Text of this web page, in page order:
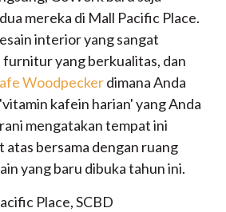
mereka di Mall Pacific Place.
interior yang sangat
yang berkualitas, dan
Woodpeckerdimana Anda
kafein harian' yang Anda
mengatakan tempat ini
atas bersama dengan ruang
yang baru dibuka tahun ini.
Place, SCBD